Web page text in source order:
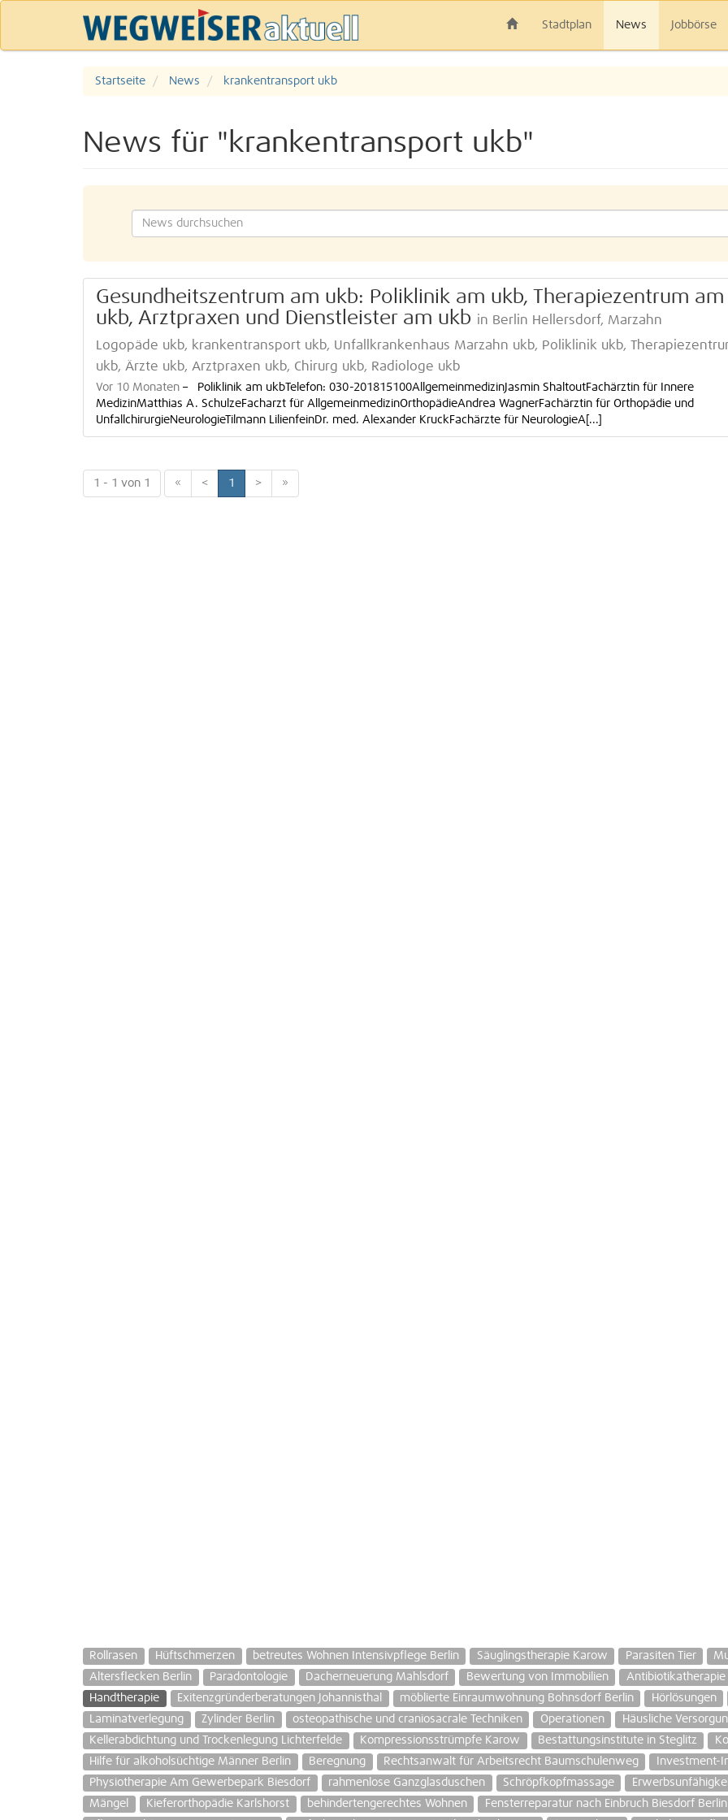
Stadtplan News Jobbörse
Startseite News krankentransport ukb
News für "krankentransport ukb"
Gesundheitszentrum am ukb: Poliklinik am ukb, Therapiezentrum am
ukb, Arztpraxen und Dienstleister am ukb in Berlin Hellersdorf, Marzahn
Logopäde ukb, krankentransport ukb, Unfallkrankenhaus Marzahn ukb, Poliklinik ukb,
ukb, Ärzte ukb, Arztpraxen ukb, Chirurg ukb, Radiologe ukb
Vor 10 Monaten –
Poliklinik am ukbTelefon: 030-201815100AllgemeinmedizinJasmin ShaltoutFachärztin für Innere
MedizinMatthias A. SchulzeFacharzt für AllgemeinmedizinOrthopädieAndrea WagnerFachärztin für Orthopädie und
UnfallchirurgieNeurologieTilmann LilienfeinDr. med. Alexander KruckFachärzte für NeurologieA[...]
1 - 1 von 1 « < 1 > »
Rollrasen Hüftschmerzen betreutes Wohnen Intensivpflege Berlin Säuglingstherapie Karow Parasiten Tier
Altersflecken Berlin
Paradontologie Dacherneuerung Mahlsdorf Bewertung von Immobilien Antibiotikatherapie
Handtherapie
Exitenzgründerberatungen Johannisthal möblierte Einraumwohnung Bohnsdorf Berlin Hörlösungen
Laminatverlegung
Zylinder Berlin osteopathische und craniosacrale Techniken Operationen Häusliche
Kellerabdichtung und Trockenlegung Lichterfelde
Kompressionsstrümpfe Karow Bestattungsinstitute in Steglitz
Hilfe für alkoholsüchtige Männer Berlin
Beregnung Rechtsanwalt für Arbeitsrecht Baumschulenweg
Investment-
Physiotherapie Am Gewerbepark Biesdorf
rahmenlose Ganzglasduschen Schröpfkopfmassage
Mängel
Kieferorthopädie Karlshorst behindertengerechtes Wohnen Fensterreparatur nach Einbruch Biesdorf Berlin